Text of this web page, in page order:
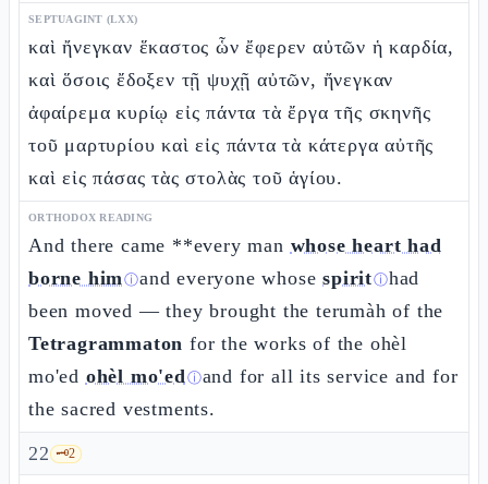
SEPTUAGINT (LXX)
καὶ ἤνεγκαν ἕκαστος ὧν ἔφερεν αὐτῶν ἡ καρδία,
καὶ ὅσοις ἔδοξεν τῇ ψυχῇ αὐτῶν, ἤνεγκαν
ἀφαίρεμα κυρίῳ εἰς πάντα τὰ ἔργα τῆς σκηνῆς
τοῦ μαρτυρίου καὶ εἰς πάντα τὰ κάτεργα αὐτῆς
καὶ εἰς πάσας τὰς στολὰς τοῦ ἁγίου.
ORTHODOX READING
And there came **every man whose heart had
borne himⓘand everyone whosespiritⓘhad
been moved — they brought the terumàh of the
Tetragrammaton for the works of the ohèl
mo'ed ohèl mo'edⓘand for all its service and for
the sacred vestments.
22 🗝️2